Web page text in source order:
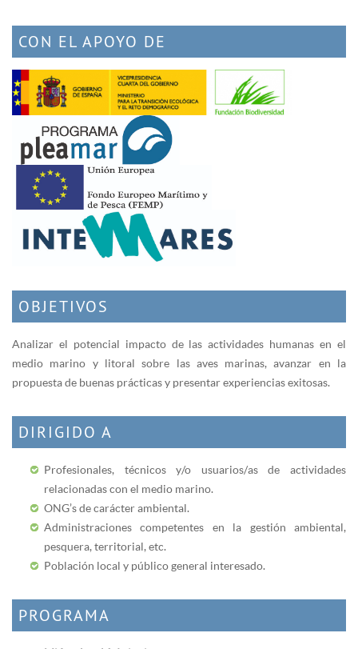
CON EL APOYO DE
OBJETIVOS
Analizar el potencial impacto de las actividades humanas en el
medio marino y litoral sobre las aves marinas, avanzar en la
propuesta de buenas prácticas y presentar experiencias exitosas.
DIRIGIDO A
Profesionales, técnicos y/o usuarios/as de actividades
relacionadas con el medio marino.
ONG’s de carácter ambiental.
Administraciones competentes en la gestión ambiental,
pesquera, territorial, etc.
Población local y público general interesado.
PROGRAMA